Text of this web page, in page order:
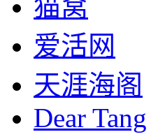
猫窝
爱活网
天涯海阁
Dear Tang